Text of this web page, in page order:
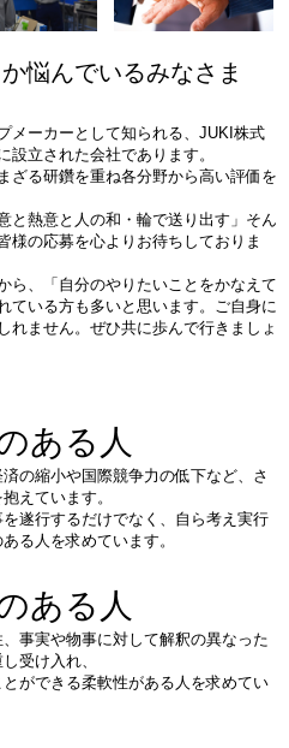
悩んでいるみなさま
メーカーとして知られる、JUKI株式
立された会社であります。
ざる研鑽を重ね各分野から高い評価を
と熱意と人の和・輪で送り出す」そん
様の応募を心よりお待ちしておりま
ら、「自分のやりたいことをかなえて
ている方も多いと思います。ご自身に
れません。ぜひ共に歩んで行きましょ
ある人
の縮小や国際競争力の低下など、さ
えています。
遂行するだけでなく、自ら考え実行
る人を求めています。
ある人
事実や物事に対して解釈の異なった
受け入れ、
ができる柔軟性がある人を求めてい